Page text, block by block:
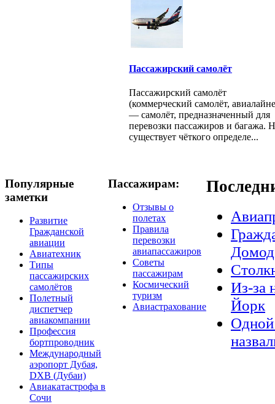
Пассажирский самолёт
Пассажирский самолёт
(коммерческий самолёт,
— самолёт, предназначенный для
перевозки пассажиров и багажа.
существует чёткого определе...
Популярные
заметки
Развитие
Гражданской
авиации
Авиатехник
Типы
пассажирских
самолётов
Полетный
диспетчер
авиакомпании
Профессия
бортпроводник
Международный
аэропорт Дубая,
DXB (Дубаи)
Авиакатастрофа в
Сочи
Пассажирам:
Отзывы о
полетах
Правила
перевозки
авиапассажиров
Советы
пассажирам
Космический
туризм
Авиастрахование
Из-за
Йорк
Одной